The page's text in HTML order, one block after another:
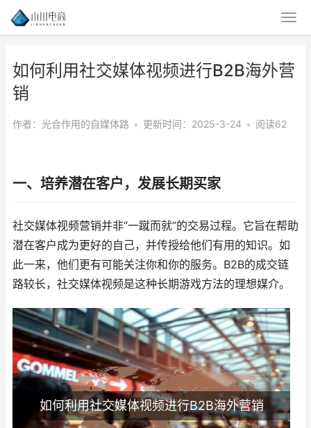
如何利用社交媒体视频进行B2B海外营
销
作者：光合作用的自媒体路 • 更新时间：2025-3-24 • 阅读62
一、培养潜在客户，发展长期买家
社交媒体视频营销并非“一蹴而就”的交易过程。它旨在帮助
潜在客户成为更好的自己，并传授给他们有用的知识。如
此一来，他们更有可能关注你和你的服务。B2B的成交链
路较长，社交媒体视频是这种长期游戏方法的理想媒介。
如何利用社交媒体视频进行B2B海外营销